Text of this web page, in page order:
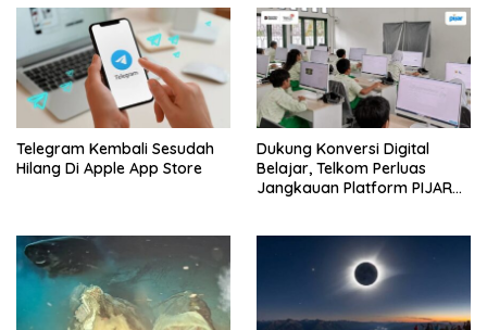
Telegram Kembali Sesudah
Hilang Di Apple App Store
Dukung Konversi Digital
Belajar, Telkom Perluas
Jangkauan Platform PIJAR